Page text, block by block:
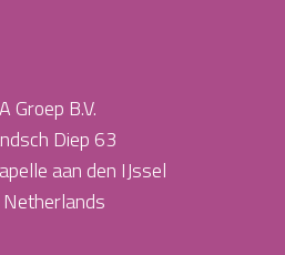
Groep B.V.
Diep 63
aan den IJssel